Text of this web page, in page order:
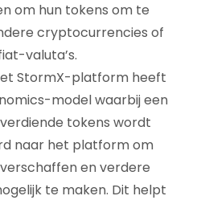
om hun tokens om te
cryptocurrencies of
valuta’s.
StormX-platform heeft
model waarbij een
tokens wordt
naar het platform om
en verdere
te maken. Dit helpt